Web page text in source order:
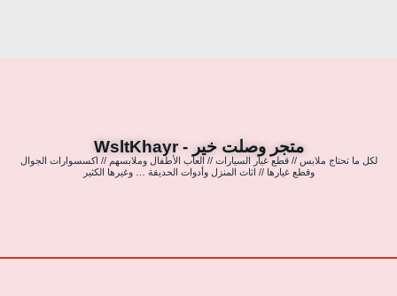
متجر وصلت خير - WsltKhayr
لكل ما تحتاج ملابس // قطع غيار السيارات // العاب الأطفال وملابسهم // اكسسوارات الجوال
وقطع غيارها // اثاث المنزل وأدوات الحديقة … وغيرها الكثير